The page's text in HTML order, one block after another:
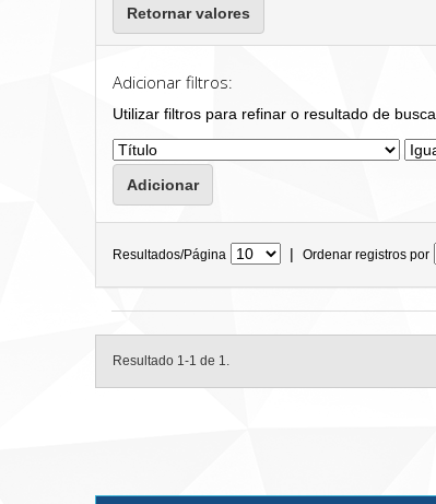
Retornar valores
Adicionar filtros:
Utilizar filtros para refinar o resultado de busca.
Resultados/Página | Ordenar registros por
Resultado 1-1 de 1.